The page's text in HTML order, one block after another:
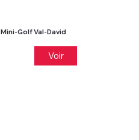
Mini-Golf Val-David
Voir